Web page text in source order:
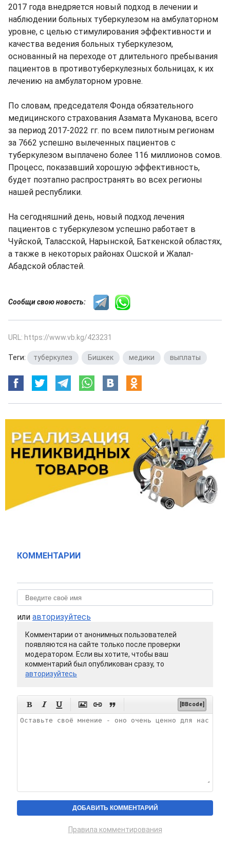
2017 года внедряется новый подход в лечении и
наблюдении больных туберкулезом на амбулаторном
уровне, с целью стимулирования эффективности и
качества ведения больных туберкулезом,
основанный на переходе от длительного пребывания
пациентов в противотуберкулезных больницах, к их
лечению на амбулаторном уровне.
По словам, председателя Фонда обязательного
медицинского страхования Азамата Муканова, всего
за период 2017-2022 гг. по всем пилотным регионам
за 7662 успешно вылеченных пациентов с
туберкулезом выплачено более 116 миллионов сомов.
Процесс, показавший хорошую эффективность,
будет поэтапно распространять во всех регионы
нашей республики.
На сегодняшний день, новый подход лечения
пациентов с туберкулезом успешно работает в
Чуйской, Таласской, Нарынской, Баткенской областях,
а также в некоторых районах Ошской и Жалал-
Абадской областей.
Сообщи свою новость:
URL: https://www.vb.kg/423231
Теги: туберкулез Бишкек медики выплаты
КОММЕНТАРИИ
или авторизуйтесь
Комментарии от анонимных пользователей
появляются на сайте только после проверки
модератором. Если вы хотите, чтобы ваш
комментарий был опубликован сразу, то
авторизуйтесь
      [BBcode]
Правила комментирования